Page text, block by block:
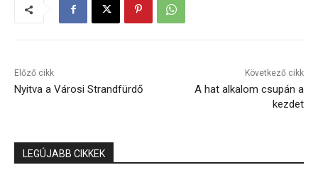
Előző cikk
Nyitva a Városi Strandfürdő
Következő cikk
A hat alkalom csupán a
kezdet
LEGÚJABB CIKKEK